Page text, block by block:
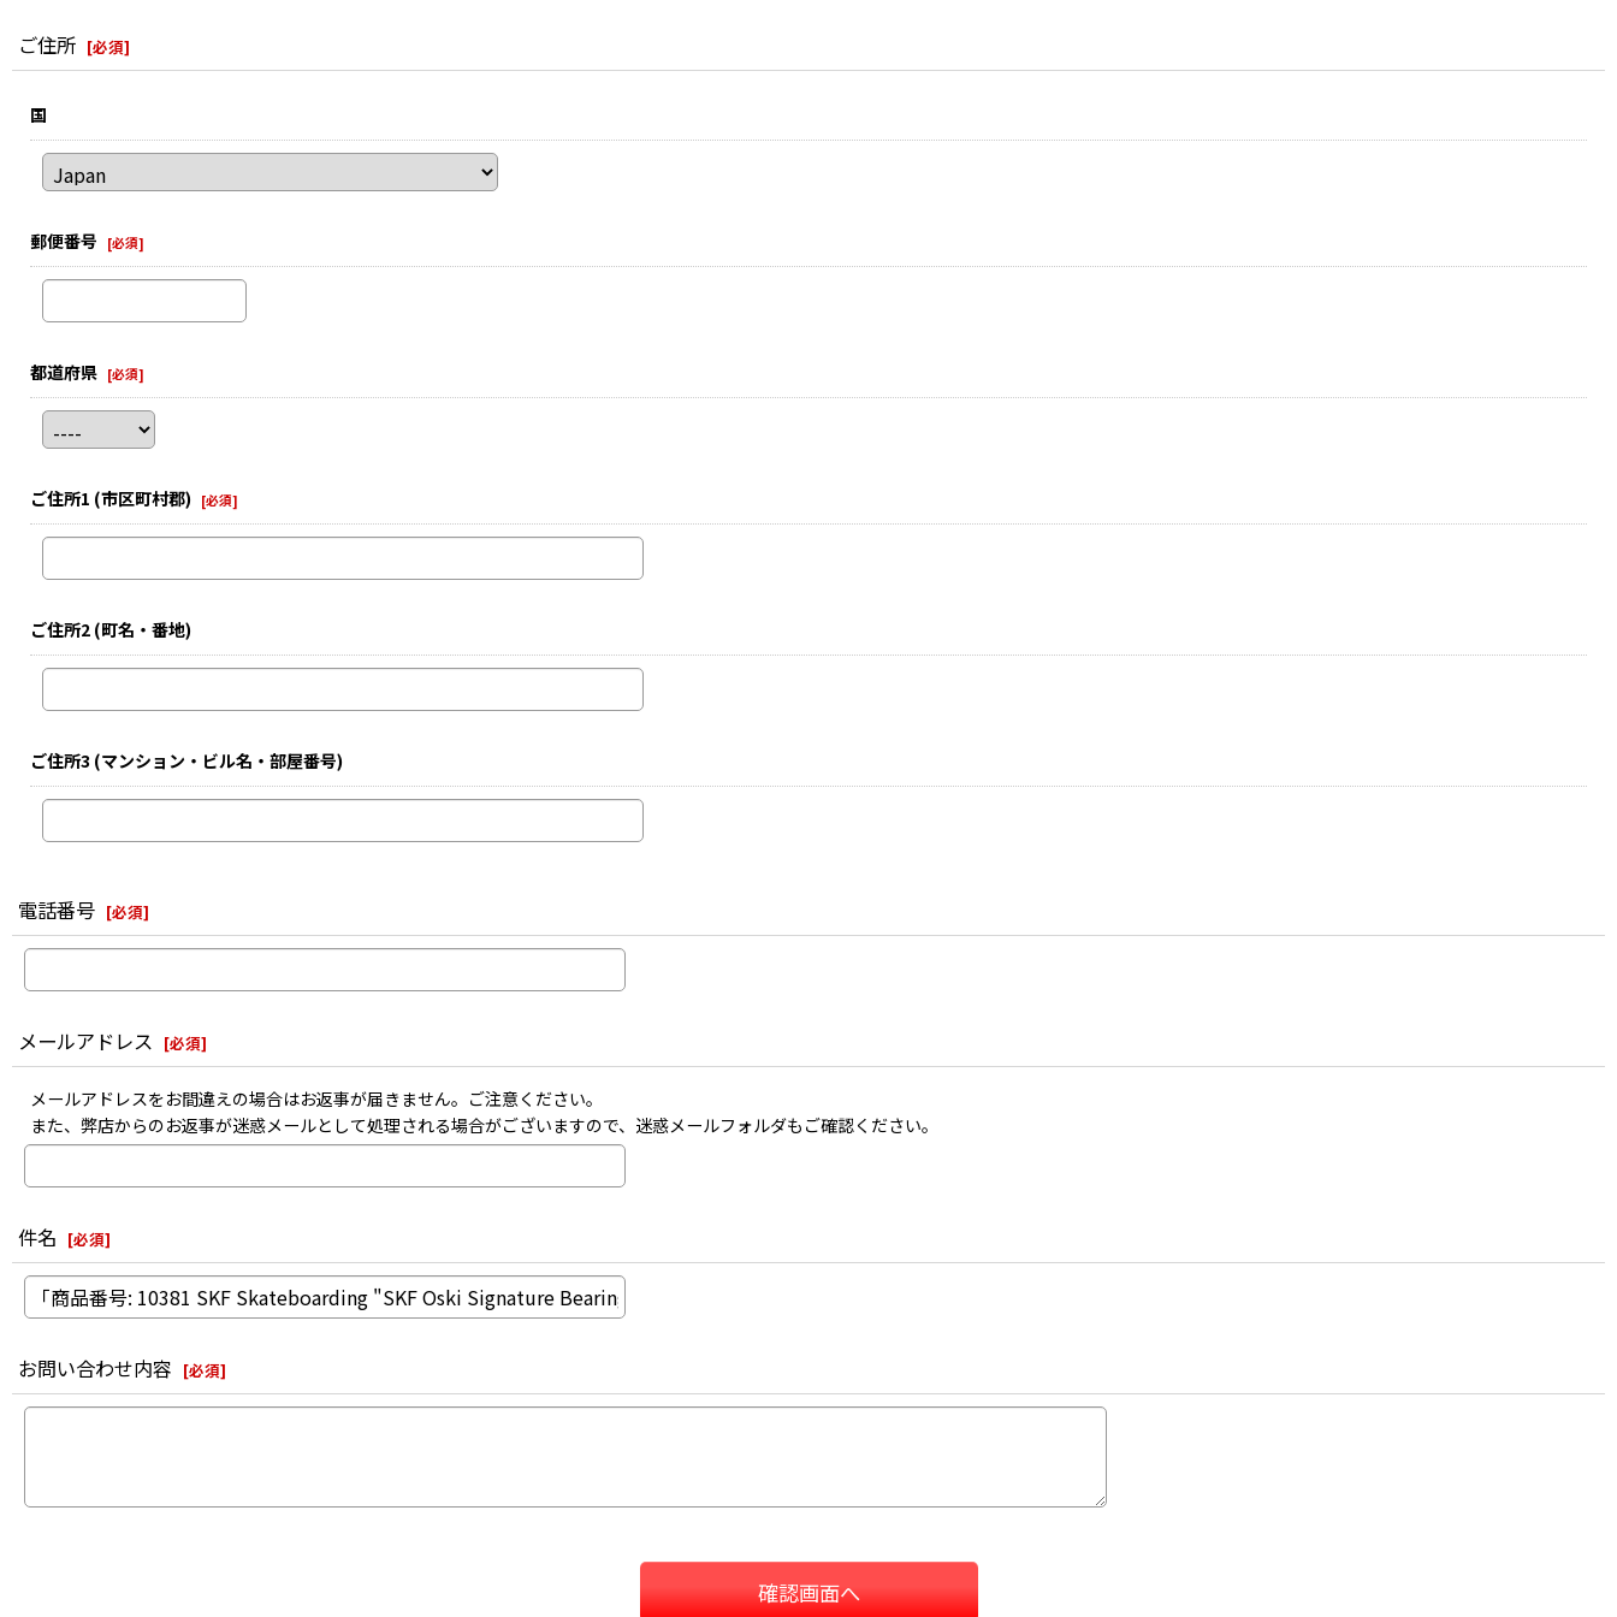
ご住所 [必須]
国
郵便番号 [必須]
都道府県 [必須]
ご住所1 (市区町村郡) [必須]
ご住所2 (町名・番地)
ご住所3 (マンション・ビル名・部屋番号)
電話番号 [必須]
メールアドレス [必須]
メールアドレスをお間違えの場合はお返事が届きません。ご注意ください。
また、弊店からのお返事が迷惑メールとして処理される場合がございますので、迷惑メールフォルダもご確認ください。
件名 [必須]
お問い合わせ内容 [必須]
確認画面へ